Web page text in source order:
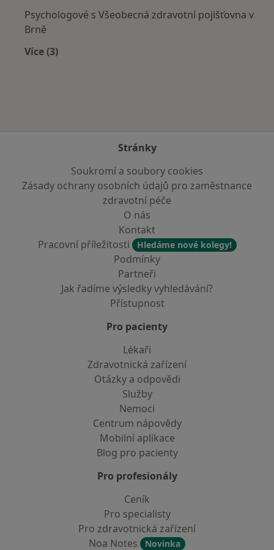
Psychologové s Všeobecná zdravotní pojišťovna v
Brně
Více (3)
Stránky
Soukromí a soubory cookies
Zásady ochrany osobních údajů pro zaměstnance
zdravotní péče
O nás
Kontakt
Pracovní příležitosti
Hledáme nové kolegy!
Podmínky
Partneři
Jak řadíme výsledky vyhledávání?
Přístupnost
Pro pacienty
Lékaři
Zdravotnická zařízení
Otázky a odpovědi
Služby
Nemoci
Centrum nápovědy
Mobilní aplikace
Blog pro pacienty
Pro profesionály
Ceník
Pro specialisty
Pro zdravotnická zařízení
Noa Notes
Novinka